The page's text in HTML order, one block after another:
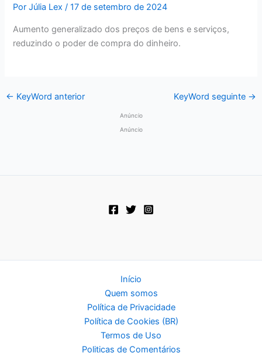
PorJúlia Lex/17 de setembro de 2024
Aumento generalizado dos preços de bens e serviços,
reduzindo o poder de compra do dinheiro.
← KeyWord anterior KeyWord seguinte →
Anúncio
Anúncio
Início
Quem somos
Política de Privacidade
Política de Cookies (BR)
Termos de Uso
Politicas de Comentários